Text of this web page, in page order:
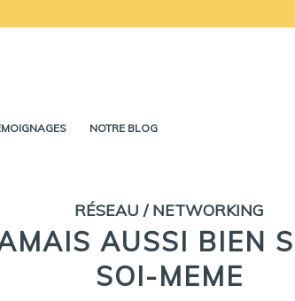
NOTRE BLOG
RÉSEAU / NETWORKING
AUSSI BIEN
SOI-MEME